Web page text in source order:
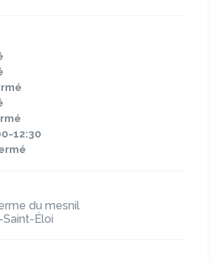
12:30
du mesnil
Éloi